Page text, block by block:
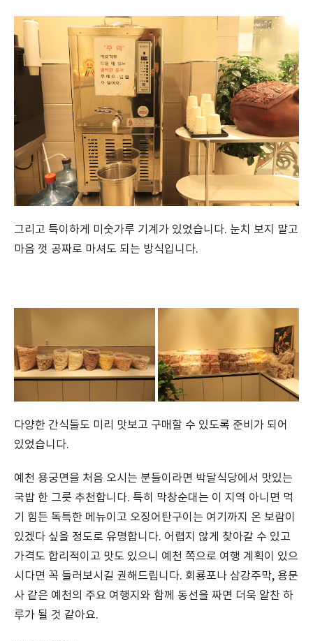
그리고 특이하게 미숫가루 기계가 있었습니다. 눈치 보지 말고
마음 껏 공짜로 마셔도 되는 방식입니다.
다양한 간식들도 미리 맛보고 구매할 수 있도록 준비가 되어
있었습니다.
예천 용궁면을 처음 오시는 분들이라면 박달식당에서 맛있는
국밥 한 그릇 추천합니다. 특히 막창순대는 이 지역 아니면 먹
기 힘든 독특한 메뉴이고 오징어탄구이는 여기까지 온 보람이
있겠다 싶을 정도로 유명합니다. 어렵지 않게 찾아갈 수 있고
가격도 합리적이고 맛도 있으니 예천 쪽으로 여행 계획이 있으
시다면 꼭 들러보시길 권해드립니다. 회룡포나 삼강주막, 용문
사 같은 예천의 주요 여행지와 함께 동선을 짜면 더욱 알찬 하
루가 될 것 같아요.